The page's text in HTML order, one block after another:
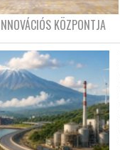
KÖZPONTJA